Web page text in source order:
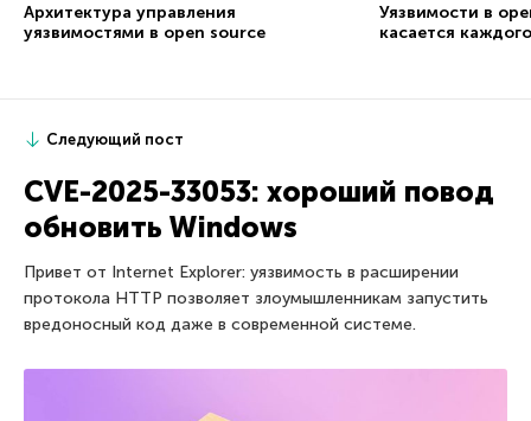
Архитектура управления
уязвимостями в open source
Уязвимости в
касается
Следующий пост
CVE-2025-33053: хороший повод
обновить Windows
Привет от Internet Explorer: уязвимость в расширении
протокола HTTP позволяет злоумышленникам запустить
вредоносный код даже в современной системе.